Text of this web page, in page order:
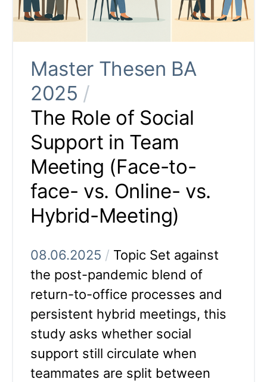
Master Thesen BA
2025 /
The Role of Social
Support in Team
Meeting (Face-to-
face- vs. Online- vs.
Hybrid-Meeting)
08.06.2025 / Topic Set against
the post-pandemic blend of
return-to-office processes and
persistent hybrid meetings, this
study asks whether social
support still circulate when
teammates are split between